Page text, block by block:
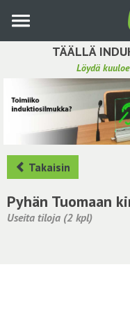
pääsisältöön
TÄÄLLÄ
Löydä
Etsi
Tee ehdotus ja
Hae ehdotuksia
Käyttöohje
Yhteydenottopyyntö
Takaisin
Pyhän Tuomaan
Useita tiloja (2 kpl)